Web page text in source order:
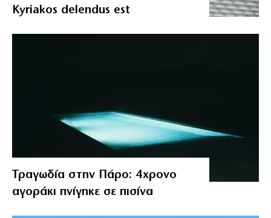
Kyriakos delendus est
Τραγωδία στην Πάρο: 4χρονο
αγοράκι πνίγηκε σε πισίνα